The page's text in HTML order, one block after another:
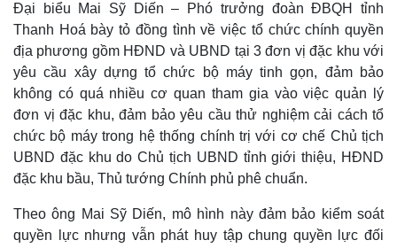
Đại biểu Mai Sỹ Diến – Phó trưởng đoàn ĐBQH tỉnh
Thanh Hoá bày tỏ đồng tình về việc tổ chức chính quyền
địa phương gồm HĐND và UBND tại 3 đơn vị đặc khu với
yêu cầu xây dựng tổ chức bộ máy tinh gọn, đảm bảo
không có quá nhiều cơ quan tham gia vào việc quản lý
đơn vị đặc khu, đảm bảo yêu cầu thử nghiệm cải cách tổ
chức bộ máy trong hệ thống chính trị với cơ chế Chủ tịch
UBND đặc khu do Chủ tịch UBND tỉnh giới thiệu, HĐND
đặc khu bầu, Thủ tướng Chính phủ phê chuẩn.
Theo ông Mai Sỹ Diến, mô hình này đảm bảo kiểm soát
quyền lực nhưng vẫn phát huy tập chung quyền lực đối